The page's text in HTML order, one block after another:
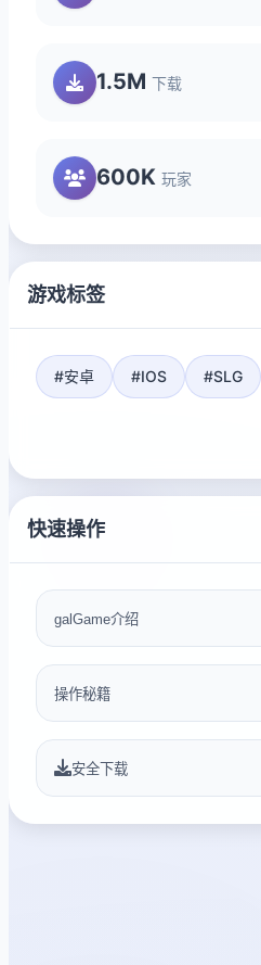
1.5M 下载
600K 玩家
游戏标签
#安卓 #IOS #SLG
快速操作
galGame介绍
操作秘籍
安全下载